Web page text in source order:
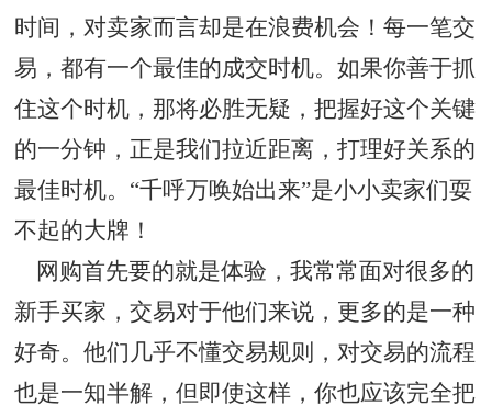
时间，对卖家而言却是在浪费机会！每一笔交
易，都有一个最佳的成交时机。如果你善于抓
住这个时机，那将必胜无疑，把握好这个关键
的一分钟，正是我们拉近距离，打理好关系的
最佳时机。“千呼万唤始出来”是小小卖家们耍
不起的大牌！
网购首先要的就是体验，我常常面对很多的
新手买家，交易对于他们来说，更多的是一种
好奇。他们几乎不懂交易规则，对交易的流程
也是一知半解，但即使这样，你也应该完全把